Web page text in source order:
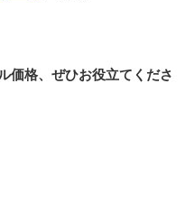
価格、ぜひお役立てくださ